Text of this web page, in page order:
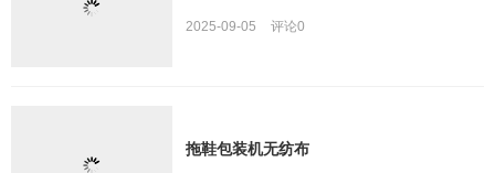
2025-09-05 评论0
拖鞋包装机无纺布